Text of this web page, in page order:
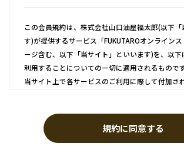
この会員規約は、株式会社山口油屋福太郎(以下「
す)が提供するサービス「FUKUTAROオンライン
ージ含む、以下「当サイト」といいます)を、以
利用することについての一切に適用されるものです
当サイト上で各サービスのご利用に際して付加さ
サービスについては、当サイトのサポート範囲外
ンク先の規約に従うものとします）
規約に同意する